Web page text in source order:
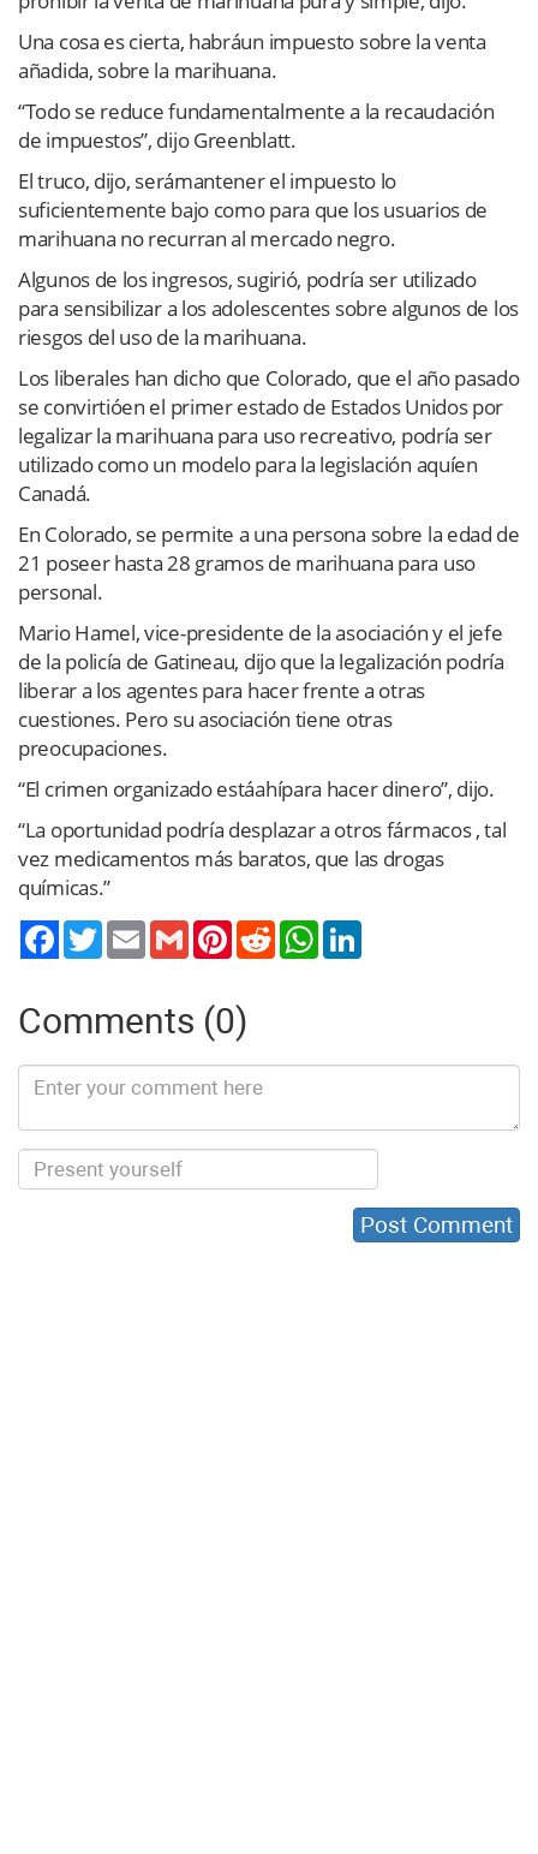
Una cosa es cierta, habráun impuesto sobre la venta
añadida, sobre la marihuana.
“Todo se reduce fundamentalmente a la recaudación
de impuestos”, dijo Greenblatt.
El truco, dijo, serámantener el impuesto lo
suficientemente bajo como para que los usuarios de
marihuana no recurran al mercado negro.
Algunos de los ingresos, sugirió, podría ser utilizado
para sensibilizar a los adolescentes sobre algunos de los
riesgos del uso de la marihuana.
Los liberales han dicho que Colorado, que el año pasado
se convirtióen el primer estado de Estados Unidos por
legalizar la marihuana para uso recreativo, podría ser
utilizado como un modelo para la legislación aquíen
Canadá.
En Colorado, se permite a una persona sobre la edad de
21 poseer hasta 28 gramos de marihuana para uso
personal.
Mario Hamel, vice-presidente de la asociación y el jefe
de la policía de Gatineau, dijo que la legalización podría
liberar a los agentes para hacer frente a otras
cuestiones. Pero su asociación tiene otras
preocupaciones.
“El crimen organizado estáahípara hacer dinero”, dijo.
“La oportunidad podría desplazar a otros fármacos , tal
vez medicamentos más baratos, que las drogas
químicas.”
TwitterEmail Gmail PinterestReddit WhatsApp
Comments (0)